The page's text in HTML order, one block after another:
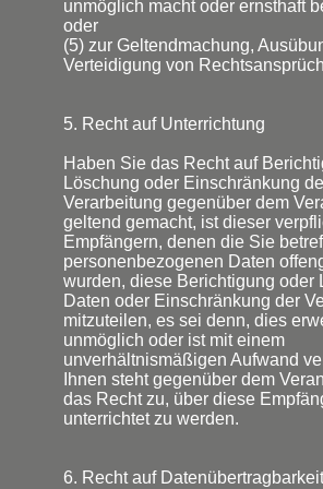
unmöglich macht oder ernsthaft
oder
(5) zur Geltendmachung,
Verteidigung von
5. Recht auf Unterrichtung
Haben Sie das Recht auf
Löschung oder Einschränkung
Verarbeitung gegenüber dem
geltend gemacht, ist dieser
Empfängern, denen die Sie
personenbezogenen Daten
wurden, diese Berichtigung oder
Daten oder Einschränkung der
mitzuteilen, es sei denn, dies
unmöglich oder ist mit einem
unverhältnismäßigen Aufwand
Ihnen steht gegenüber dem
das Recht zu, über diese
unterrichtet zu werden.
6. Recht auf Datenübertragbarkeit